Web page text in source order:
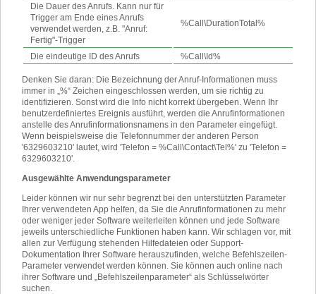
Die Dauer des Anrufs. Kann nur für
Trigger am Ende eines Anrufs
verwendet werden, z.B. "Anruf:
Fertig"-Trigger
%Call\DurationTotal%
Die eindeutige ID des Anrufs %Call\Id%
Denken Sie daran: Die Bezeichnung der Anruf-Informationen muss
immer in „%“ Zeichen eingeschlossen werden, um sie richtig zu
identifizieren. Sonst wird die Info nicht korrekt übergeben. Wenn Ihr
benutzerdefiniertes Ereignis ausführt, werden die Anrufinformationen
anstelle des Anrufinformationsnamens in den Parameter eingefügt.
Wenn beispielsweise die Telefonnummer der anderen Person
'6329603210' lautet, wird 'Telefon = %Call\Contact\Tel%' zu 'Telefon =
6329603210'.
Ausgewählte Anwendungsparameter
Leider können wir nur sehr begrenzt bei den unterstützten Parameter
Ihrer verwendeten App helfen, da Sie die Anrufinformationen zu mehr
oder weniger jeder Software weiterleiten können und jede Software
jeweils unterschiedliche Funktionen haben kann. Wir schlagen vor, mit
allen zur Verfügung stehenden Hilfedateien oder Support-
Dokumentation Ihrer Software herauszufinden, welche Befehlszeilen-
Parameter verwendet werden können. Sie können auch online nach
ihrer Software und „Befehlszeilenparameter“ als Schlüsselwörter
suchen.